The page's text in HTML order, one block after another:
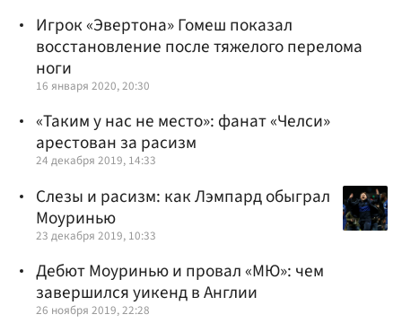
Игрок «Эвертона» Гомеш показал
восстановление после тяжелого перелома
ноги
16 января 2020, 20:30
«Таким у нас не место»: фанат «Челси»
арестован за расизм
24 декабря 2019, 14:33
Слезы и расизм: как Лэмпард обыграл
Моуринью
23 декабря 2019, 10:33
Дебют Моуринью и провал «МЮ»: чем
завершился уикенд в Англии
26 ноября 2019, 22:28